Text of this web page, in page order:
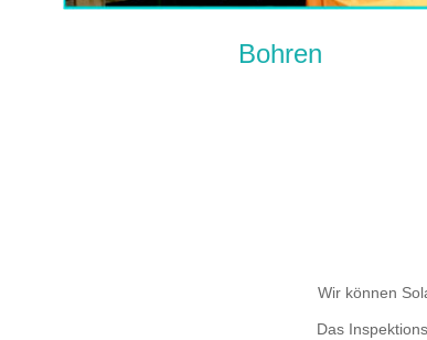
Bohren
Wir können
Das